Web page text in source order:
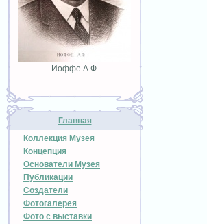
Иоффе А Ф
Главная
Коллекция Музея
Концепция
Основатели Музея
Публикации
Создатели
Фотогалерея
Фото с выставки